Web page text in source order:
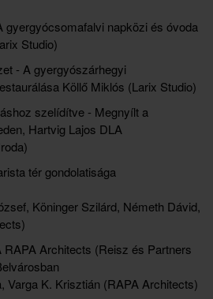
gyergyócsomafalvi napközi és óvoda
Studio)
- A gyergyószárhegyi
Köllő Miklós (Larix Studio)
szelídítve - Megnyílt a
Hartvig Lajos DLA
tér gondolatisága
Köninger Szilárd, Németh Dávid,
Architects (Reisz és Partners
Varga K. Krisztián (RAPA Architects)